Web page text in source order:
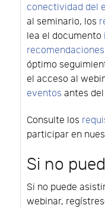
conectividad del
al seminario, los
lea el documento
óptimo
el acceso al
eventos antes
Consulte los
participar en
Si no
Si no puede
webinar,